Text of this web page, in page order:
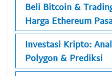
Beli Bitcoin &
Harga Ethereum
Investasi Kripto:
Polygon & Prediksi